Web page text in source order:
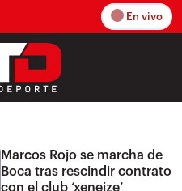
En vivo
Marcos Rojo se marcha de
Boca tras rescindir contrato
con el club ‘xeneize’